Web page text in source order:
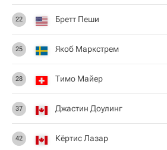
22 Бретт Пеши
25 Якоб Маркстрем
28 Тимо Майер
37 Джастин Доулинг
42 Кёртис Лазар